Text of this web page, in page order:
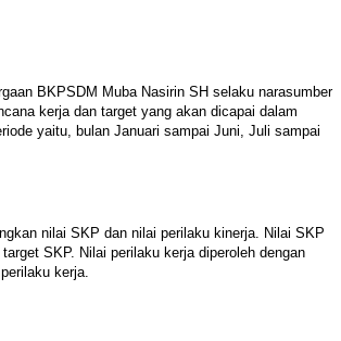
BKPSDM Muba Nasirin SH selaku narasumber
kerja dan target yang akan dicapai dalam
yaitu, bulan Januari sampai Juni, Juli sampai
nilai SKP dan nilai perilaku kinerja. Nilai SKP
SKP. Nilai perilaku kerja diperoleh dengan
kerja.